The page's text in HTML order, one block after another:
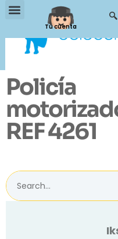
Tu cuenta
Policía
REF 4261